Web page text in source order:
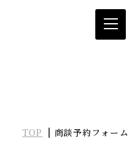
TOP 商談予約フォーム